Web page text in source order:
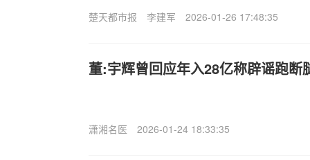
楚天都市报 李建军 2026-01-26 17:48:35
董:宇辉曾回应年入28亿称辟谣跑断
潇湘名医 2026-01-24 18:33:35